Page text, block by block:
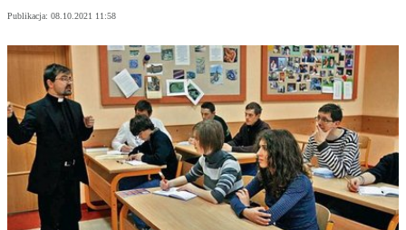
Publikacja: 08.10.2021 11:58